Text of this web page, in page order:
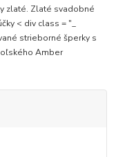
zlaté. Zlaté svadobné
< div class = "_
strieborné šperky s
Amber